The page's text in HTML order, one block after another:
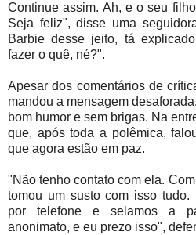
Continue assim. Ah, e o seu
Seja feliz", disse uma
Barbie desse jeito, tá
fazer o quê, né?".
Apesar dos comentários de
mandou a mensagem
bom humor e sem brigas. Na
que, após toda a polêmica,
que agora estão em paz.
"Não tenho contato com ela.
tomou um susto com isso tudo.
por telefone e selamos a
anonimato, e eu prezo isso",